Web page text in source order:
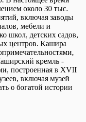
около 30 тыс.
включая заводы
мебели и
школ, детских садов,
центров. Кашира
кремль -
построенная в XVII
включая музей
о богатой истории